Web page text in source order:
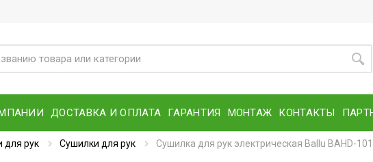
ДОСТАВКА И ОПЛАТА ГАРАНТИЯ МОНТАЖ КОНТАКТЫ
для рук Сушилки для рук Сушилка для рук электрическая Ballu BAHD-